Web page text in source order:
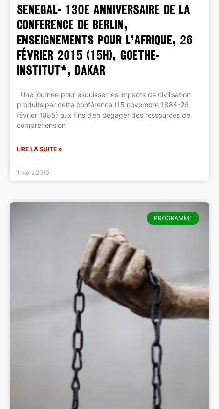
SENEGAL- 130e ANNIVERSAIRE DE LA
CONFERENCE DE BERLIN,
Enseignements pour l’Afrique, 26
février 2015 (15h), Goethe-
Institut*, Dakar
Une journée pour esquisser les impacts de civilisation
produits par cette conférence (15 novembre 1884-26
février 1885) aux fins d’en dégager des ressources de
compréhension
LIRE LA SUITE »
1 mars 2015
PROGRAMME